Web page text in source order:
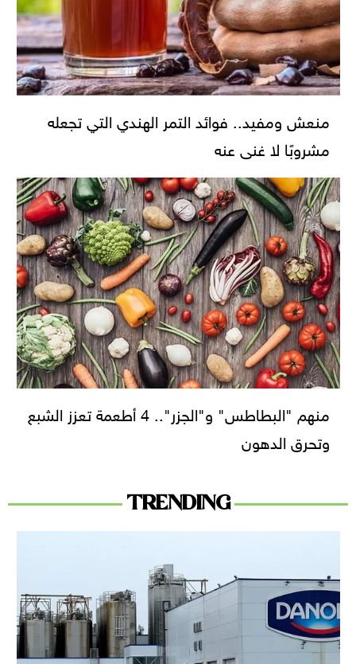
منعش ومفيد.. فوائد التمر الهندي التي تجعله
مشروبًا لا غنى عنه
منهم "البطاطس" و"الجزر".. 4 أطعمة تعزز الشبع
وتحرق الدهون
TRENDING